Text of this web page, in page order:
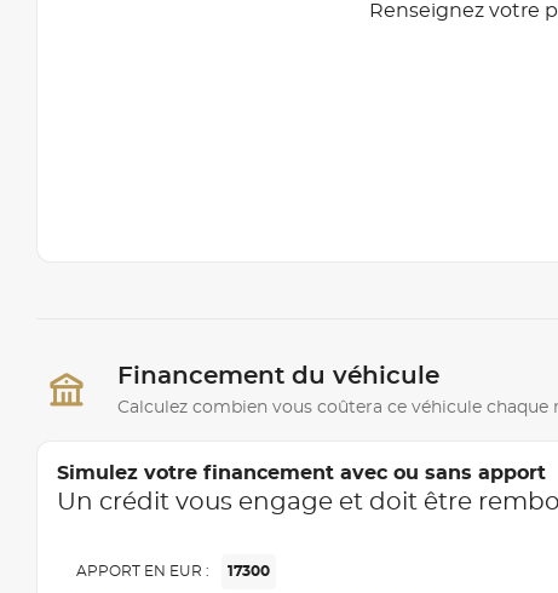
Renseignez votre
Financement du véhicule
Calculez combien vous coûtera ce véhicule chaque
Simulez votre financement avec ou sans apport
Un crédit vous engage et doit être
APPORT EN EUR : 17300